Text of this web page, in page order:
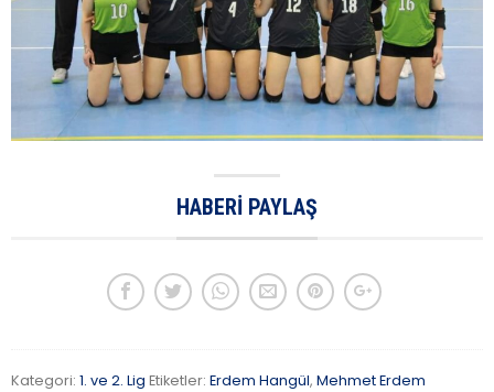
HABERI PAYLAŞ
Kategori: 1. ve 2. Lig Etiketler: Erdem Hangül, Mehmet Erdem